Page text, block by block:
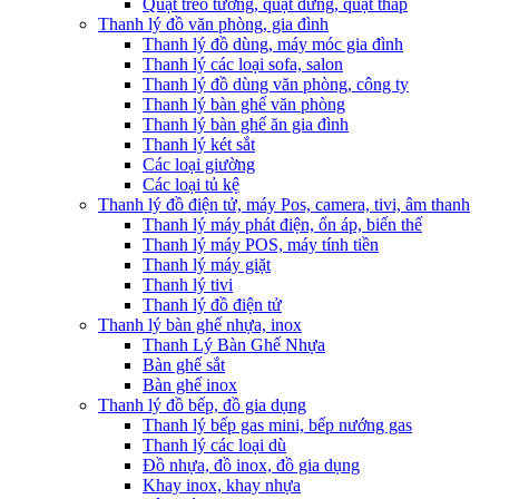
Quạt treo tường, quạt đứng, quạt tháp
Thanh lý đồ văn phòng, gia đình
Thanh lý đồ dùng, máy móc gia đình
Thanh lý các loại sofa, salon
Thanh lý đồ dùng văn phòng, công ty
Thanh lý bàn ghế văn phòng
Thanh lý bàn ghế ăn gia đình
Thanh lý két sắt
Các loại giường
Các loại tủ kệ
Thanh lý đồ điện tử, máy Pos, camera, tivi, âm thanh
Thanh lý máy phát điện, ổn áp, biến thế
Thanh lý máy POS, máy tính tiền
Thanh lý máy giặt
Thanh lý tivi
Thanh lý đồ điện tử
Thanh lý bàn ghế nhựa, inox
Thanh Lý Bàn Ghế Nhựa
Bàn ghế sắt
Bàn ghế inox
Thanh lý đồ bếp, đồ gia dụng
Thanh lý bếp gas mini, bếp nướng gas
Thanh lý các loại dù
Đồ nhựa, đồ inox, đồ gia dụng
Khay inox, khay nhựa